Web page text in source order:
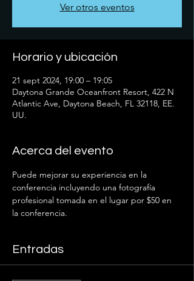
Ver otros eventos
Horario y ubicación
21 sept 2024, 19:00 – 19:05
Daytona Grande Oceanfront Resort, 422 N
Atlantic Ave, Daytona Beach, FL 32118, EE.
UU.
Acerca del evento
Puede mejorar su experiencia en la
conferencia incluyendo una fotografía
profesional tomada en el lugar por $50 en
la conferencia.
Entradas